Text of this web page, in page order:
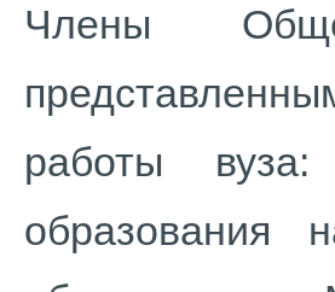
Члены
работы вуза:
образования